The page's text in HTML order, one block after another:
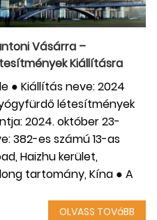
Vásárra –
Kiállításra
● Kiállítás neve: 2024
létesítmények
2024. október 23-
382-es számú 13-as
Haizhu kerület,
tartomány, Kína ● A
OLVASS TOVáBB